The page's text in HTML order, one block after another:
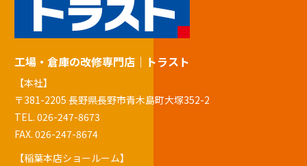
工場・倉庫の改修専門店｜トラスト
【本社】
〒381-2205 長野県長野市青木島町大塚352-2
TEL.026-247-8673
FAX. 026-247-8674
【稲葉本店ショールーム】